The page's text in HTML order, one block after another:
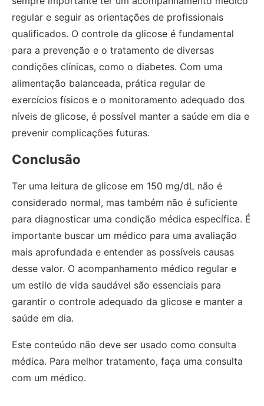
regular e seguir as orientações de profissionais
qualificados. O controle da glicose é fundamental
para a prevenção e o tratamento de diversas
condições clínicas, como o diabetes. Com uma
alimentação balanceada, prática regular de
exercícios físicos e o monitoramento adequado dos
níveis de glicose, é possível manter a saúde em dia e
prevenir complicações futuras.
Conclusão
Ter uma leitura de glicose em 150 mg/dL não é
considerado normal, mas também não é suficiente
para diagnosticar uma condição médica específica. É
importante buscar um médico para uma avaliação
mais aprofundada e entender as possíveis causas
desse valor. O acompanhamento médico regular e
um estilo de vida saudável são essenciais para
garantir o controle adequado da glicose e manter a
saúde em dia.
Este conteúdo não deve ser usado como consulta
médica. Para melhor tratamento, faça uma consulta
com um médico.